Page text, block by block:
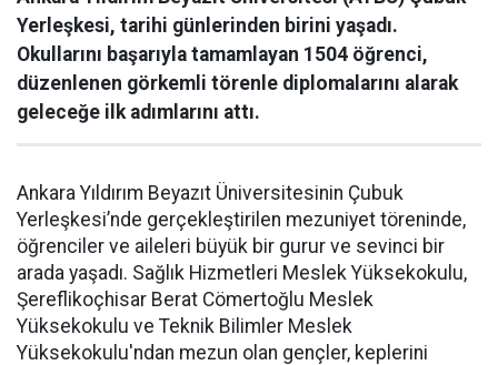
Yerleşkesi, tarihi günlerinden birini yaşadı.
Okullarını başarıyla tamamlayan 1504 öğrenci,
düzenlenen görkemli törenle diplomalarını alarak
geleceğe ilk adımlarını attı.
Ankara Yıldırım Beyazıt Üniversitesinin Çubuk
Yerleşkesi’nde gerçekleştirilen mezuniyet töreninde,
öğrenciler ve aileleri büyük bir gurur ve sevinci bir
arada yaşadı. Sağlık Hizmetleri Meslek Yüksekokulu,
Şereflikoçhisar Berat Cömertoğlu Meslek
Yüksekokulu ve Teknik Bilimler Meslek
Yüksekokulu'ndan mezun olan gençler, keplerini